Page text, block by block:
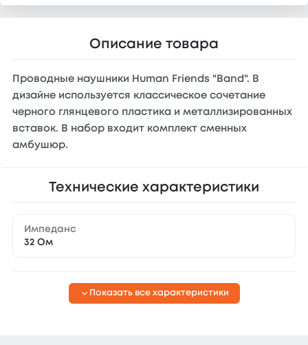
Описание товара
Проводные наушники Human Friends "Band". В
дизайне используется классическое сочетание
черного глянцевого пластика и металлизированных
вставок. В набор входит комплект сменных
амбушюр.
Технические характеристики
Импеданс
32 Ом
Показать все характеристики